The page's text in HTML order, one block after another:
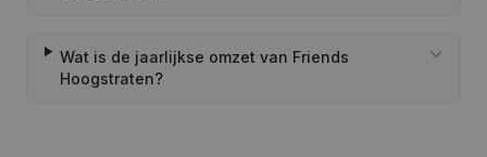
Wat is de jaarlijkse omzet van Friends
Hoogstraten?